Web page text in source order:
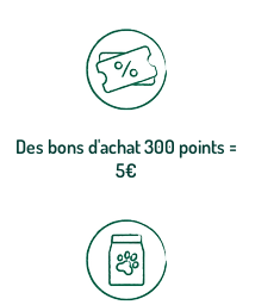
Des bons d'achat 300 points =
5€